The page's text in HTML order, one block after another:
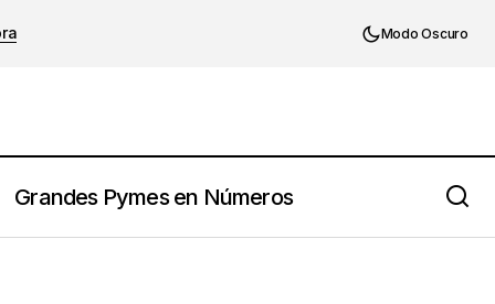
Modo Oscuro
Grandes Pymes en Números